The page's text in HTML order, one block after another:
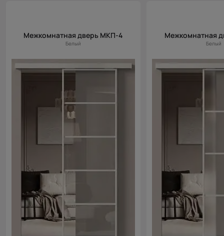
Межкомнатная дверь МКП-4
Белый
Межкомнатная
Белый